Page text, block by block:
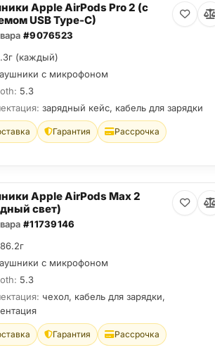
Apple AirPods Pro 2 (с
USB Type-C)
#9076523
(каждый)
с микрофоном
5.3
зарядный кейс, кабель для зарядки
Гарантия Рассрочка
Apple AirPods Max 2
свет)
#11739146
с микрофоном
5.3
чехол, кабель для зарядки,
Гарантия Рассрочка